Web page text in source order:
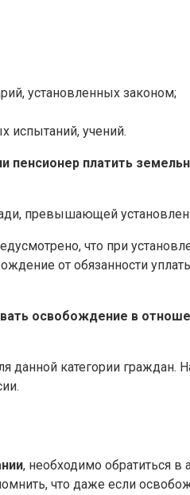
установленных законом;
испытаний, учений.
платить
превышающей
что при
от обязанности
освобождение в
данной категории граждан.
, необходимо обратиться
что даже если